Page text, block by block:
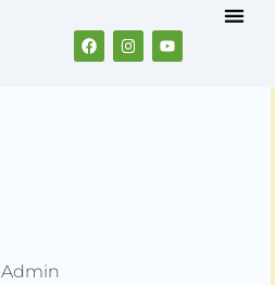
Admin